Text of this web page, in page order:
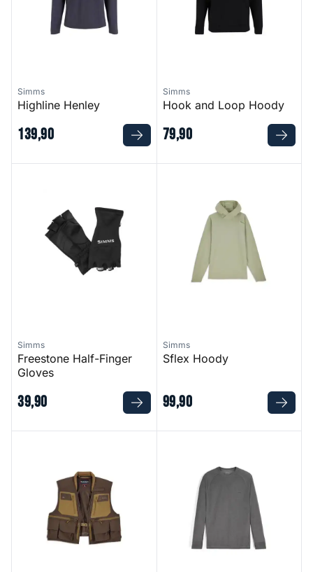
Simms
Highline Henley
139,90
Simms
Hook and Loop Hoody
79,90
Simms
Freestone Half-Finger
Gloves
39,90
Simms
Sflex Hoody
99,90